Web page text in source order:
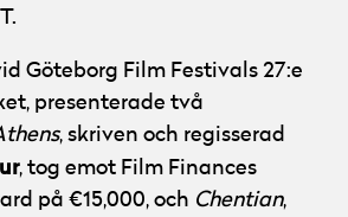
Göteborg Film Festivals 27:e
presenterade två
, skriven och regisserad
, tog emot Film Finances
på €15,000, och Chentian,